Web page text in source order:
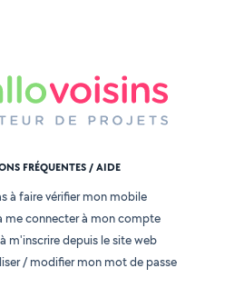
FRÉQUENTES / AIDE
à faire vérifier mon mobile
me connecter à mon compte
m'inscrire depuis le site web
/ modifier mon mot de passe